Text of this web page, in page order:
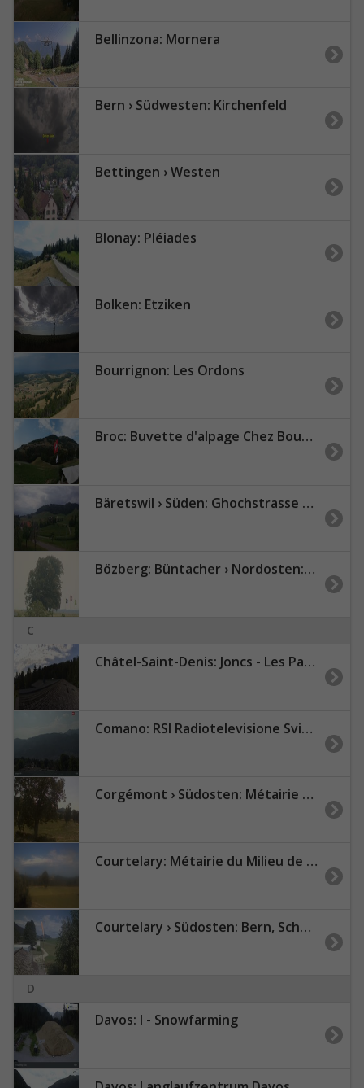
Bellinzona: Mornera
Bern › Südwesten: Kirchenfeld
Bettingen › Westen
Blonay: Pléiades
Bolken: Etziken
Bourrignon: Les Ordons
Broc: Buvette d'alpage Chez Boudji - Lac de Montsalvens - Gruyères - Moléson
Bäretswil › Süden: Ghochstrasse - Auen - Leestrasse
Bözberg: Büntacher › Nordosten: the Lime Tree at Linn
C
Châtel-Saint-Denis: Joncs - Les Paccots - La Veveyse
Comano: RSI Radiotelevisione Svizzera
Corgémont › Südosten: Métairie de Gléresse
Courtelary: Métairie du Milieu de Bienne
Courtelary › Südosten: Bern, Schweiz: Piste 24
D
Davos: I - Snowfarming